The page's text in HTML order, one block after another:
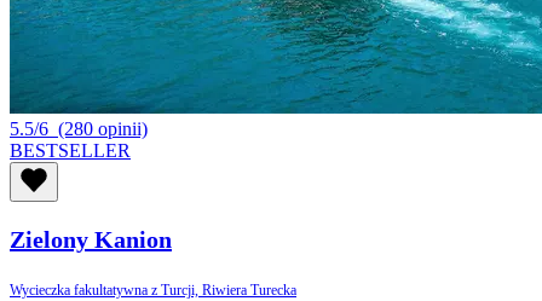
5.5/6 (280 opinii)
BESTSELLER
Zielony Kanion
Wycieczka fakultatywna z Turcji, Riwiera Turecka